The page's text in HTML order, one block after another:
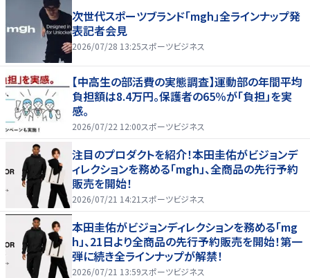
次世代スポーツブランド「mgh」全ラインナップ発
表記者会見
2026/07/28 13:25スポーツビジネス
【中高生の部活費の実態調査】運動部の年間平均
負担額は8.4万円。保護者の65％が「負担」を実
感。
2026/07/22 12:00スポーツビジネス
注目のプロダクトを紹介！本田圭佑がビジョンデ
ィレクションを務める「mgh」、全商品の先行予約
販売を開始！
2026/07/21 14:21 スポーツビジネス
本田圭佑がビジョンディレクションを務める「mg
h」、21日より全商品の先行予約販売を開始！第一
弾に続き全ラインナップが解禁！
2026/07/21 13:59スポーツビジネス